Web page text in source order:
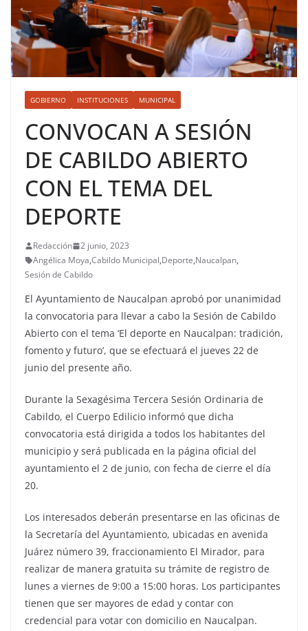
GOBIERNO INSTITUCIONES MUNICIPAL
CONVOCAN A SESIÓN
DE CABILDO ABIERTO
CON EL TEMA DEL
DEPORTE
Redacción
2 junio, 2023
Angélica Moya,Cabildo Municipal,Deporte,Naucalpan,
Sesión de Cabildo
El Ayuntamiento de Naucalpan aprobó por unanimidad
la convocatoria para llevar a cabo la Sesión de Cabildo
Abierto con el tema ‘El deporte en Naucalpan: tradición,
fomento y futuro’, que se efectuará el jueves 22 de
junio del presente año.
Durante la Sexagésima Tercera Sesión Ordinaria de
Cabildo, el Cuerpo Edilicio informó que dicha
convocatoria está dirigida a todos los habitantes del
municipio y será publicada en la página oficial del
ayuntamiento el 2 de junio, con fecha de cierre el día
20.
Los interesados deberán presentarse en las oficinas de
la Secretaría del Ayuntamiento, ubicadas en avenida
Juárez número 39, fraccionamiento El Mirador, para
realizar de manera gratuita su trámite de registro de
lunes a viernes de 9:00 a 15:00 horas. Los participantes
tienen que ser mayores de edad y contar con
credencial para votar con domicilio en Naucalpan.